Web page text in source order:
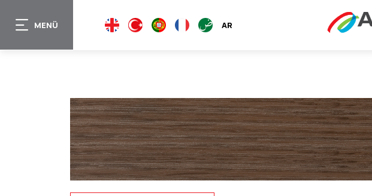
içeriğe
atla
MENÜ EN TR PT FR AR